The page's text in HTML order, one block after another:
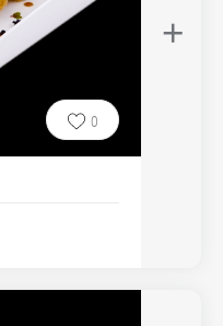
0
+